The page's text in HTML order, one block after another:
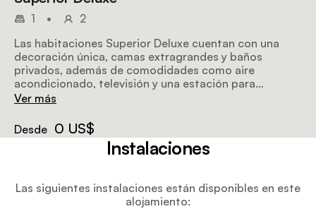
1 •
2
Las habitaciones Superior Deluxe cuentan con una
decoración única, camas extragrandes y baños
privados, además de comodidades como aire
acondicionado, televisión y una estación para
preparar té y café en cápsulas. Esta opción ofrece a
acogedora que incluye una zona exterior privada.
Ver más
Desde 0 US$
Instalaciones
Las siguientes instalaciones están disponibles en este
alojamiento: